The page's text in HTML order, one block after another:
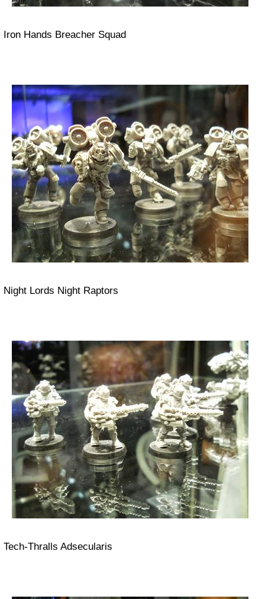
Iron Hands Breacher Squad
Night Lords Night Raptors
Tech-Thralls Adsecularis